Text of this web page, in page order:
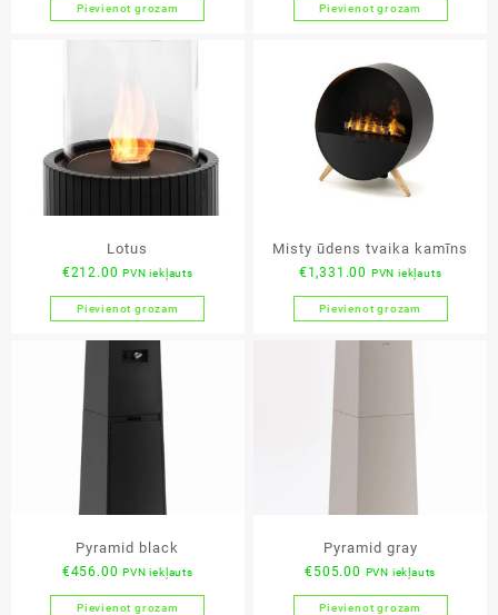
Pievienot grozam Pievienot grozam
Lotus
€212.00 PVN iekļauts
Pievienot grozam
Misty ūdens tvaika kamīns
€1,331.00 PVN iekļauts
Pievienot grozam
Pyramid black
€456.00 PVN iekļauts
Pievienot grozam
Pyramid gray
€505.00 PVN iekļauts
Pievienot grozam